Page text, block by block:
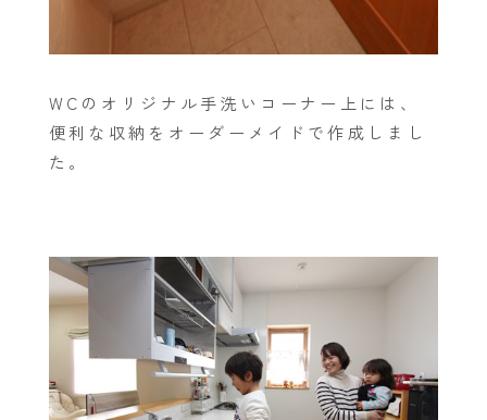
WCのオリジナル手洗いコーナー上には、
便利な収納をオーダーメイドで作成しまし
た。